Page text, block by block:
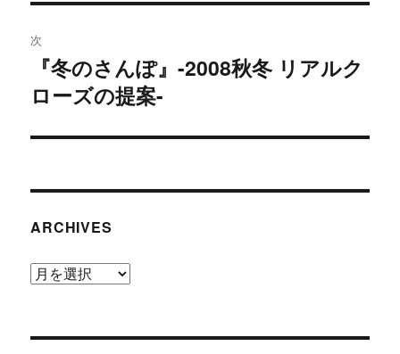
ビ
ゲ
ー
シ
ン
の
投
稿:
次
次
の
稿:
『冬のさんぽ』-2008秋冬 リアルク
ローズの提案-
ARCHIVES
Archives